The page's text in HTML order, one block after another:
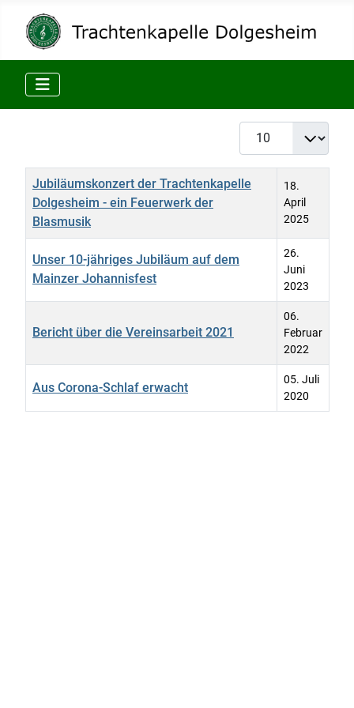
Anzeige #
Titel Veröffentlichungsdatum
Jubiläumskonzert der Trachtenkapelle
Dolgesheim - ein Feuerwerk der
Blasmusik
18.
April
2025
Unser 10-jähriges Jubiläum auf dem
Mainzer Johannisfest
26.
Juni
2023
Bericht über die Vereinsarbeit 2021
06.
Februar
2022
Aus Corona-Schlaf erwacht
05. Juli
2020